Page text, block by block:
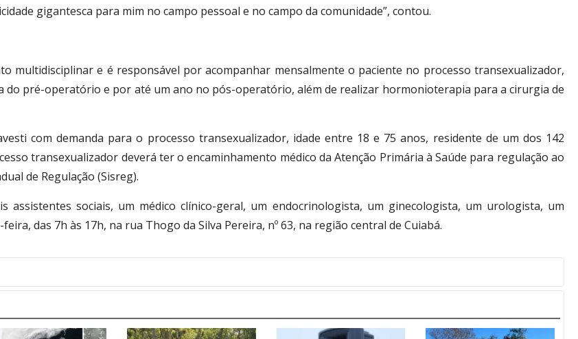
gigantesca para mim no campo pessoal e no campo da comunidade”, contou.
multidisciplinar e é responsável por acompanhar mensalmente o paciente no processo transexualizador,
do pré-operatório e por até um ano no pós-operatório, além de realizar hormonioterapia para a cirurgia de
com demanda para o processo transexualizador, idade entre 18 e 75 anos, residente de um dos 142
transexualizador deverá ter o encaminhamento médico da Atenção Primária à Saúde para regulação ao
de Regulação (Sisreg).
sociais, um médico clínico-geral, um endocrinologista, um ginecologista, um urologista, um
das 7h às 17h, na rua Thogo da Silva Pereira, nº 63, na região central de Cuiabá.